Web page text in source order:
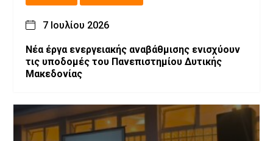
7 Ιουλίου 2026
Νέα έργα ενεργειακής αναβάθμισης ενισχύουν
τις υποδομές του Πανεπιστημίου Δυτικής
Μακεδονίας